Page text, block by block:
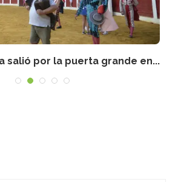
salió por la puerta grande en...